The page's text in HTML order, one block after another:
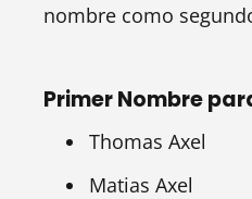
nombre como
Primer Nombre
Thomas Axel
Matias Axel